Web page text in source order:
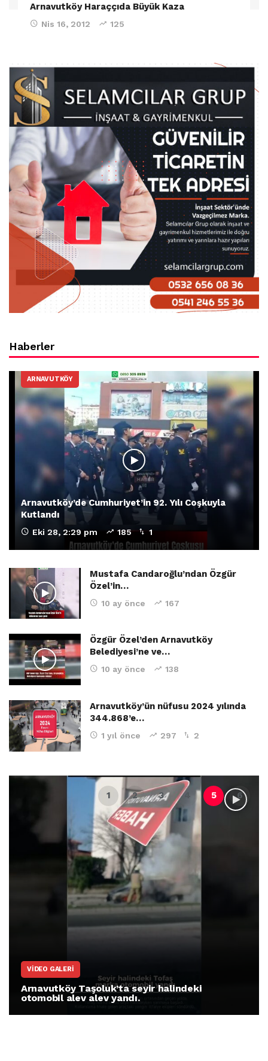
Arnavutköy Haraççıda Büyük Kaza
Nis 16, 2012 125
Haberler
ARNAVUTKÖY
Arnavutköy’de Cumhuriyet’in 92. Yılı Coşkuyla
Kutlandı
Eki 28, 2:29 pm 185 1
Mustafa Candaroğlu’ndan Özgür
Özel’in…
10 ay önce 167
Özgür Özel’den Arnavutköy
Belediyesi’ne ve…
10 ay önce 138
Arnavutköy’ün nüfusu 2024 yılında
344.868’e…
1 yıl önce 297 2
VIDEO GALERI
Arnavutköy Taşoluk’ta seyir halindeki
otomobil alev alev yandı.